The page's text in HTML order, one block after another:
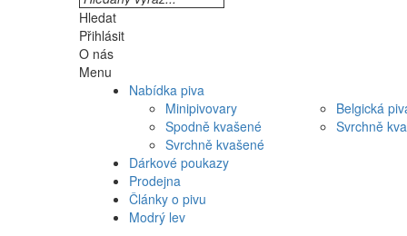
Hledat
Přihlásit
O nás
Menu
Nabídka piva
Minipivovary
Spodně kvašené
Svrchně kvašené
Belgická
Svrchně
Dárkové poukazy
Prodejna
Články o pivu
Modrý lev